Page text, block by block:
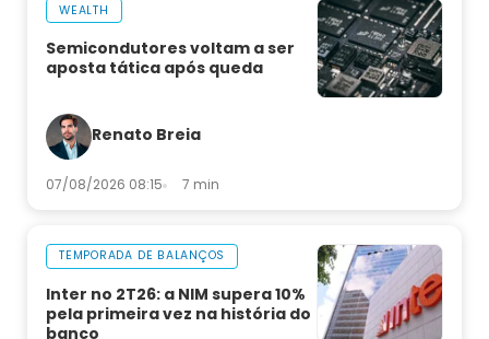
WEALTH
Semicondutores voltam a ser
aposta tática após queda
Renato Breia
07/08/2026 08:15 7 min
TEMPORADA DE BALANÇOS
Inter no 2T26: a NIM supera 10%
pela primeira vez na história do
banco